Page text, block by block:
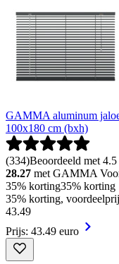
GAMMA aluminum
100x180 cm (bxh)
(334)Beoordeeld met
28.27 met GAMMA
35% korting35% korting
35% korting,
43.49
Prijs: 43.49 euro